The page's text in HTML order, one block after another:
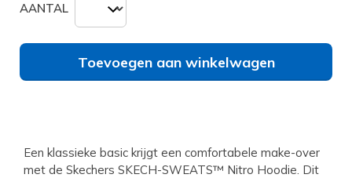
AANTAL
Toevoegen aan winkelwagen
Een klassieke basic krijgt een comfortabele make-over
met de Skechers SKECH-SWEATS™ Nitro Hoodie. Dit